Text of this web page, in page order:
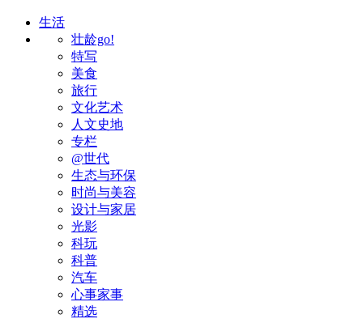
生活
壮龄go!
特写
美食
旅行
文化艺术
人文史地
专栏
@世代
生态与环保
时尚与美容
设计与家居
光影
科玩
科普
汽车
心事家事
精选